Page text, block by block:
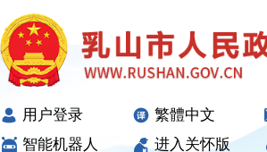
用户登录 繁體中文
智能机器人
进入关怀版